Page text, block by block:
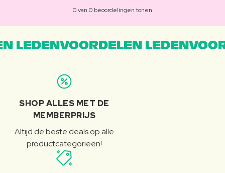
0 van 0 beoordelingen tonen
LEDENVOORDELEN
SHOP ALLES MET DE
MEMBERPRIJS
Altijd de beste deals op alle
productcategorieën!